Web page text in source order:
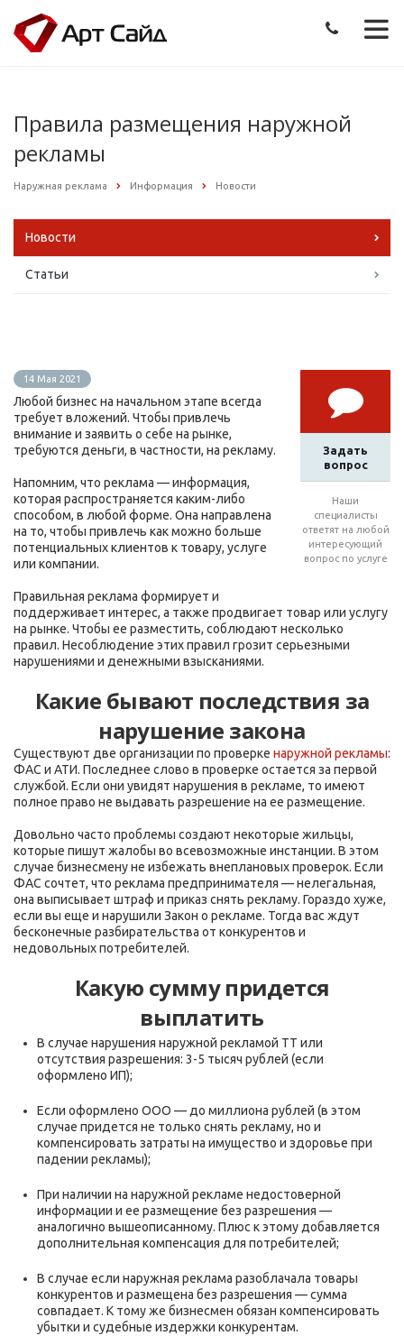
Правила размещения наружной
рекламы
Наружная реклама Информация Новости
Новости
Статьи
Задать
вопрос
Наши
специалисты
ответят на любой
интересующий
вопрос по услуге
14 Мая 2021
Любой бизнес на начальном этапе всегда
требует вложений. Чтобы привлечь
внимание и заявить о себе на рынке,
требуются деньги, в частности, на рекламу.
Напомним, что реклама — информация,
которая распространяется каким-либо
способом, в любой форме. Она направлена
на то, чтобы привлечь как можно больше
потенциальных клиентов к товару, услуге
или компании.
Правильная реклама формирует и
поддерживает интерес, а также продвигает товар или услугу
на рынке. Чтобы ее разместить, соблюдают несколько
правил. Несоблюдение этих правил грозит серьезными
нарушениями и денежными взысканиями.
Какие бывают последствия за
нарушение закона
Существуют две организации по проверке наружной рекламы:
ФАС и АТИ. Последнее слово в проверке остается за первой
службой. Если они увидят нарушения в рекламе, то имеют
полное право не выдавать разрешение на ее размещение.
Довольно часто проблемы создают некоторые жильцы,
которые пишут жалобы во всевозможные инстанции. В этом
случае бизнесмену не избежать внеплановых проверок. Если
ФАС сочтет, что реклама предпринимателя — нелегальная,
она выписывает штраф и приказ снять рекламу. Гораздо хуже,
если вы еще и нарушили Закон о рекламе. Тогда вас ждут
бесконечные разбирательства от конкурентов и
недовольных потребителей.
Какую сумму придется
выплатить
В случае нарушения наружной рекламой ТТ или
отсутствия разрешения: 3-5 тысяч рублей (если
оформлено ИП);
Если оформлено ООО — до миллиона рублей (в этом
случае придется не только снять рекламу, но и
компенсировать затраты на имущество и здоровье при
падении рекламы);
При наличии на наружной рекламе недостоверной
информации и ее размещение без разрешения —
аналогично вышеописанному. Плюс к этому добавляется
дополнительная компенсация для потребителей;
В случае если наружная реклама разоблачала товары
конкурентов и размещена без разрешения — сумма
совпадает. К тому же бизнесмен обязан компенсировать
убытки и судебные издержки конкурентам.